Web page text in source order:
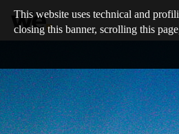
This website uses technical and
closing this banner, scrolling this